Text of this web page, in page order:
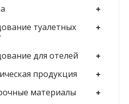
туалетных
для отелей
продукция
материалы